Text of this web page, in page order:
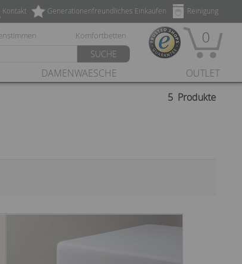
Reinigung
Generationenfreundliches Einkaufen
Kontakt
Komfortbetten
SUCHE
0
DAMENWAESCHE
OUTLET
5 Produkte